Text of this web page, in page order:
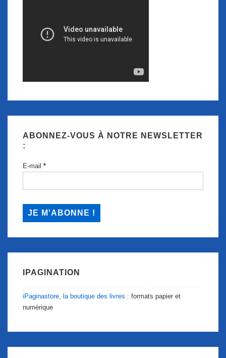
ABONNEZ-VOUS À NOTRE NEWSLETTER
:
E-mail *
IPAGINATION
iPaginastore, la boutique des livres : formats papier et
numérique